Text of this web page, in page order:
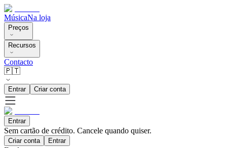
MúsicaNa loja
Preços
Recursos
Contacto
🇵🇹
Entrar Criar conta
Entrar
Sem cartão de crédito. Cancele quando quiser.
Criar conta Entrar